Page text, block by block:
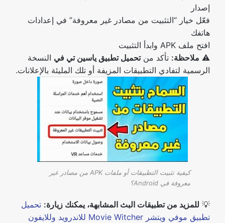
إصدار
فعّل خيار “التثبيت من مصادر غير معروفة” في إعدادات
هاتفك
افتح ملف APK وابدأ التثبيت
⚠️ ملاحظة: تأكد منتحميل تطبيق ياسين تي في النسخة
الرسمية لتفادي التطبيقات المزيفة أو تلك المليئة بالإعلانات.
كيفية تثبيت التطبيقات أو ملفات APK من مصادر غير
معروفة في Android؟
💡 للمزيد من تطبيقات البث المشابهة، يمكنك زيارة: تحميل
تطبيق موفي ويتشر Movie Witcher للاندرويد وللايفون